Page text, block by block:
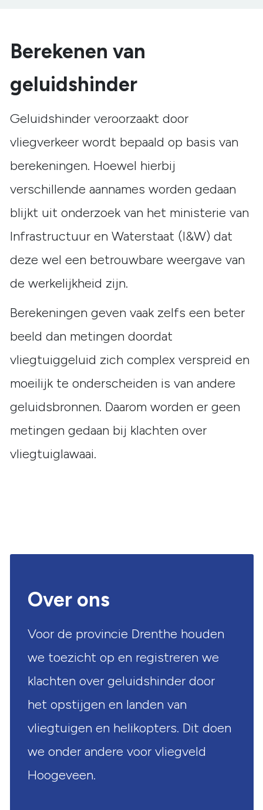
Berekenen van
geluidshinder
Geluidshinder veroorzaakt door
vliegverkeer wordt bepaald op basis van
berekeningen. Hoewel hierbij
verschillende aannames worden gedaan
blijkt uit onderzoek van het ministerie van
Infrastructuur en Waterstaat (I&W) dat
deze wel een betrouwbare weergave van
de werkelijkheid zijn.
Berekeningen geven vaak zelfs een beter
beeld dan metingen doordat
vliegtuiggeluid zich complex verspreid en
moeilijk te onderscheiden is van andere
geluidsbronnen. Daarom worden er geen
metingen gedaan bij klachten over
vliegtuiglawaai.
Over ons
Voor de provincie Drenthe houden
we toezicht op en registreren we
klachten over geluidshinder door
het opstijgen en landen van
vliegtuigen en helikopters. Dit doen
we onder andere voor vliegveld
Hoogeveen.